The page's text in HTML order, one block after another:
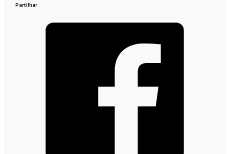
Partilhar